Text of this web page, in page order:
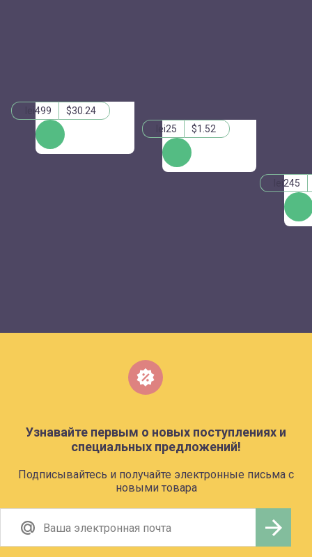
lei499 $30.24
ЗАКАЗАТЬ lei25 $1.52
КУПИТЬ
lei245
Узнавайте первым о новых поступлениях и
специальных предложений!
Подписывайтесь и получайте электронные письма с
новыми товара